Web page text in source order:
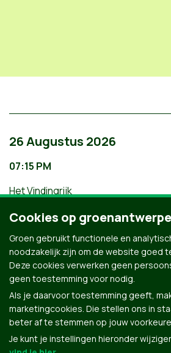
26 Augustus 2026
07:15 PM
Het Vindingrijk
Filmavond: Een
Leven
Cookies op
Groen gebruikt functionele en
noodzakelijk zijn om de website goed
Deze cookies verwerken geen
geen toestemming voor nodig.
Als je daarvoor toestemming geeft,
marketingcookies. Die stellen ons in
beter af te stemmen op jouw
Je kunt je instellingen hieronder